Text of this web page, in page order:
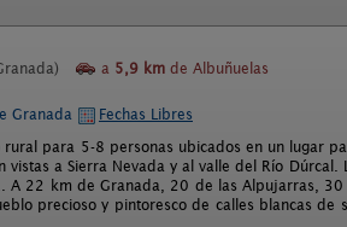
a 5,9 km de Albuñuelas
Granada
Fechas Libres
para 5-8 personas ubicados en un lugar
a Sierra Nevada y al valle del Río Dúrcal.
A 22 km de Granada, 20 de las Alpujarras,
precioso y pintoresco de calles blancas de